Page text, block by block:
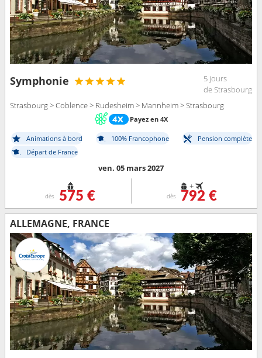
Symphonie
5 jours
de Strasbourg
Strasbourg > Coblence > Rudesheim > Mannheim > Strasbourg
Payez en 4X
Animations à bord 100% Francophone
Pension complète
Départ de France
ven. 05 mars 2027
dès 575 €
+
dès 792 €
ALLEMAGNE, FRANCE